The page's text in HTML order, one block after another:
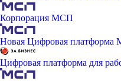
Корпорация МСП
Новая Цифровая
Цифровая платформа для